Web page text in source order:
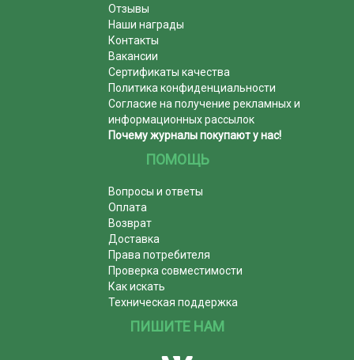
Отзывы
Наши награды
Контакты
Вакансии
Сертификаты качества
Политика конфиденциальности
Согласие на получение рекламных и
информационных рассылок
Почему журналы покупают у нас!
ПОМОЩЬ
Вопросы и ответы
Оплата
Возврат
Доставка
Права потребителя
Проверка совместимости
Как искать
Техническая поддержка
ПИШИТЕ НАМ